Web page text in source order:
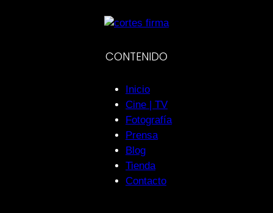
CONTENIDO
Inicio
Cine | TV
Fotografía
Prensa
Blog
Tienda
Contacto